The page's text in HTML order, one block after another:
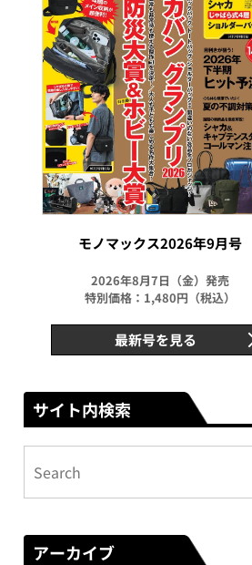
モノマックス2026年9月号
2026年8月7日（金）発売
特別価格：1,480円（税込）
最新号を見る
サイト内検索
アーカイブ